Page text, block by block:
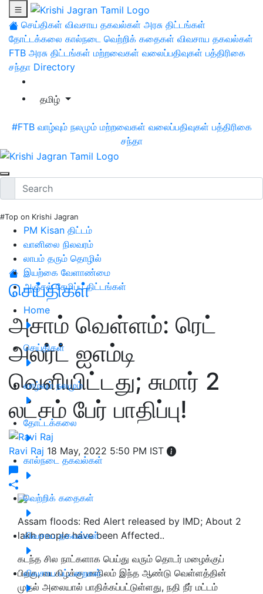
செய்திகள் விவசாய தகவல்கள் அரசு திட்டங்கள்
தோட்டக்கலை கால்நடை வெற்றிக் கதைகள் விவசாய தகவல்கள்
FTB அரசு திட்டங்கள் மற்றவைகள் வலைப்பதிவுகள் பத்திரிகை
சந்தா Directory
தமிழ்
#FTB வாழ்வும் நலமும் மற்றவைகள் வலைப்பதிவுகள் பத்திரிகை
சந்தா
#Top on Krishi Jagran
PM Kisan திட்டம்
வானிலை நிலவரம்
லாபம் தரும் தொழில்
இயற்கை வேளாண்மை
அஞ்சல் சேமிப்பு திட்டங்கள்
Home
செய்திகள்
வாழ்வும் நலமும்
தோட்டக்கலை
கால்நடை தகவல்கள்
வெற்றிக் கதைகள்
விவசாய தகவல்கள்
விவசாய பட்டறைகள்
செய்திகள்
அசாம் வெள்ளம்: ரெட்
அலர்ட் ஐஎம்டி
வெளியிட்டது; சுமார் 2
லட்சம் பேர் பாதிப்பு!
Ravi Raj 18 May, 2022 5:50 PM IST
Assam floods: Red Alert released by IMD; About 2
lakh people have been Affected..
கடந்த சில நாட்களாக பெய்து வரும் தொடர் மழைக்குப்
பிறகு, வடகிழக்கு மாநிலம் இந்த ஆண்டு வெள்ளத்தின்
முதல் அலையால் பாதிக்கப்பட்டுள்ளது, நதி நீர் மட்டம்